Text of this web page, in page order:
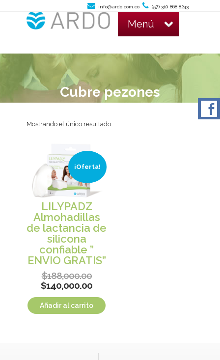
info@ardo.com.co (57) 310 868 8243
Menú
Cubre pezones
Mostrando el único resultado
¡Oferta!
LILYPADZ
Almohadillas
de lactancia de
silicona
confiable ”
ENVIO GRATIS”
$188,000.00
$140,000.00
Añadir al carrito